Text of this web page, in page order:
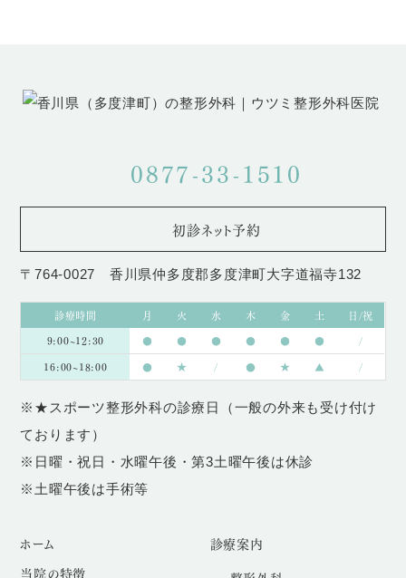
0877-33-1510
初診ネット予約
〒764-0027 香川県仲多度郡多度津町大字道福寺132
診療時間 月 火 水 木 金 土
日/祝
9:00~12:30
● ● ● ● ● ●
/
16:00~18:00
● ★ / ● ★ ▲ /
※★スポーツ整形外科の診療日（一般の外来も受け付け
ております）
※日曜・祝日・水曜午後・第3土曜午後は休診
※土曜午後は手術等
ホーム
当院の特徴
診療案内